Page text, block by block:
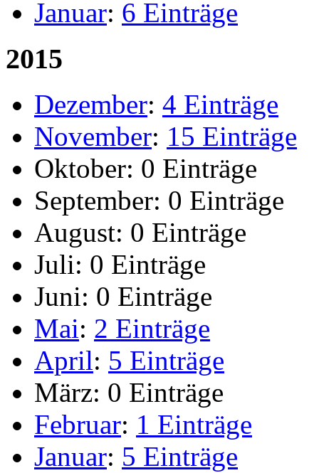
Januar: 6 Einträge
2015
Dezember: 4 Einträge
November: 15 Einträge
Oktober: 0 Einträge
September: 0 Einträge
August: 0 Einträge
Juli: 0 Einträge
Juni: 0 Einträge
Mai: 2 Einträge
April: 5 Einträge
März: 0 Einträge
Februar: 1 Einträge
Januar: 5 Einträge